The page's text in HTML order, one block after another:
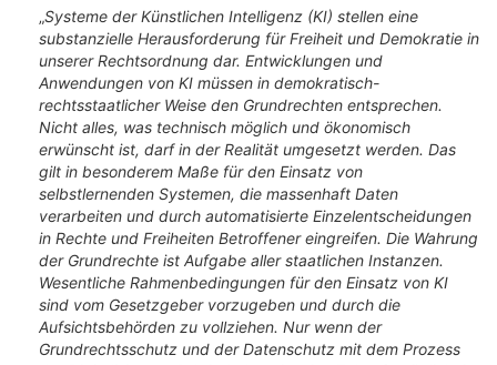
„Systeme der Künstlichen Intelligenz (KI) stellen eine
substanzielle Herausforderung für Freiheit und Demokratie in
unserer Rechtsordnung dar. Entwicklungen und
Anwendungen von KI müssen in demokratisch-
rechtsstaatlicher Weise den Grundrechten entsprechen.
Nicht alles, was technisch möglich und ökonomisch
erwünscht ist, darf in der Realität umgesetzt werden. Das
gilt in besonderem Maße für den Einsatz von
selbstlernenden Systemen, die massenhaft Daten
verarbeiten und durch automatisierte Einzelentscheidungen
in Rechte und Freiheiten Betroffener eingreifen. Die Wahrung
der Grundrechte ist Aufgabe aller staatlichen Instanzen.
Wesentliche Rahmenbedingungen für den Einsatz von KI
sind vom Gesetzgeber vorzugeben und durch die
Aufsichtsbehörden zu vollziehen. Nur wenn der
Grundrechtsschutz und der Datenschutz mit dem Prozess